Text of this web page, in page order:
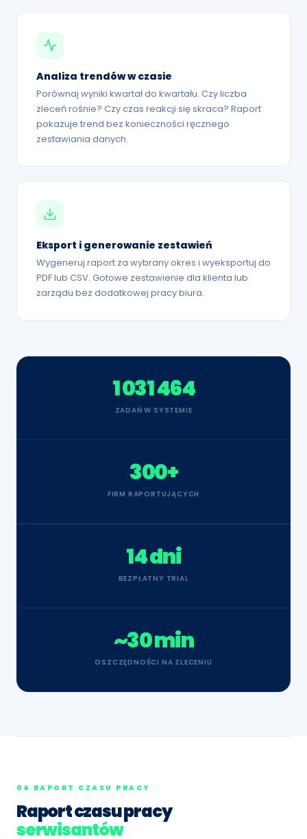
Analiza trendów w czasie
Porównaj wyniki kwartał do kwartału. Czy liczba
zleceń rośnie? Czy czas reakcji się skraca? Raport
pokazuje trend bez konieczności ręcznego
zestawiania danych.
Eksport i generowanie zestawień
Wygeneruj raport za wybrany okres i wyeksportuj do
PDF lub CSV. Gotowe zestawienie dla klienta lub
zarządu bez dodatkowej pracy biura.
1 031 464
ZADAŃ W SYSTEMIE
300+
FIRM RAPORTUJĄCYCH
14 dni
BEZPŁATNY TRIAL
~30 min
OSZCZĘDNOŚCI NA ZLECENIU
04 RAPORT CZASU PRACY
Raport czasu pracy
serwisantów